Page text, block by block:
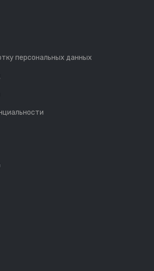
персональных данных